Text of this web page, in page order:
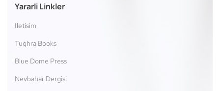
Yararli Linkler
Iletisim
Tughra Books
Blue Dome Press
Nevbahar Dergisi